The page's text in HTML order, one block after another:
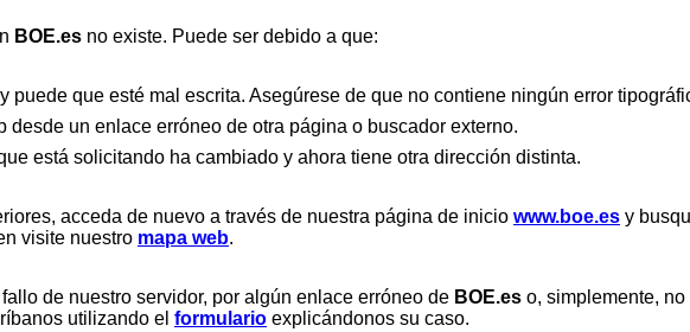
BOE.es no existe. Puede ser debido a que:
puede que esté mal escrita. Asegúrese de que no contiene ningún error
desde un enlace erróneo de otra página o buscador externo.
está solicitando ha cambiado y ahora tiene otra dirección distinta.
acceda de nuevo a través de nuestra página de inicio www.boe.es y
visite nuestro mapa web.
de nuestro servidor, por algún enlace erróneo de BOE.es o, simplemente, no
utilizando el formulario explicándonos su caso.